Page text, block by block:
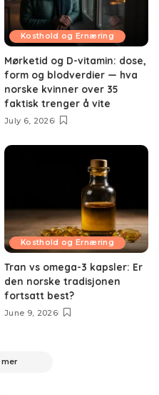
Kosthold og Ernæring
Mørketid og D-vitamin: dose,
form og blodverdier — hva
norske kvinner over 35
faktisk trenger å vite
July 6, 2026
Kosthold og Ernæring
Tran vs omega-3 kapsler: Er
den norske tradisjonen
fortsatt best?
June 9, 2026
mer